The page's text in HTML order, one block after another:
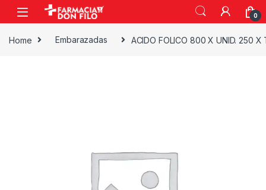
0
Home Embarazadas ACIDO FOLICO 800 X UNID. 250 X